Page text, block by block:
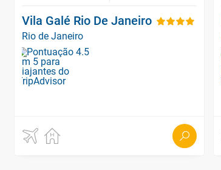
Vila Galé Rio De Janeiro
Rio de Janeiro